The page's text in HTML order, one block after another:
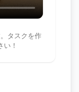
タスクを作
！